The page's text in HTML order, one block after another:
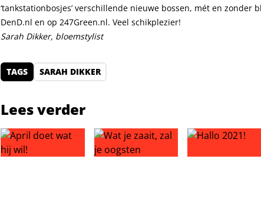
‘tankstationbosjes’ verschillende nieuwe bossen, mét en zonder
DenD.nl en op 247Green.nl. Veel schikplezier!
Sarah Dikker, bloemstylist
TAGS SARAH DIKKER
Lees verder